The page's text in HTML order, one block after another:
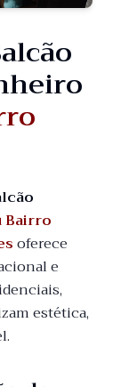
Bairro
oferece
e
estética,